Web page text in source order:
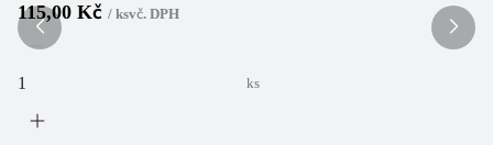
115,00 Kč / ksvč. DPH
ks